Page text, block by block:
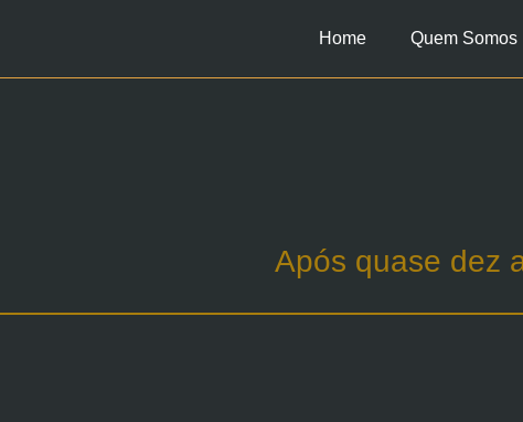
Home Quem Somos
Após quase dez